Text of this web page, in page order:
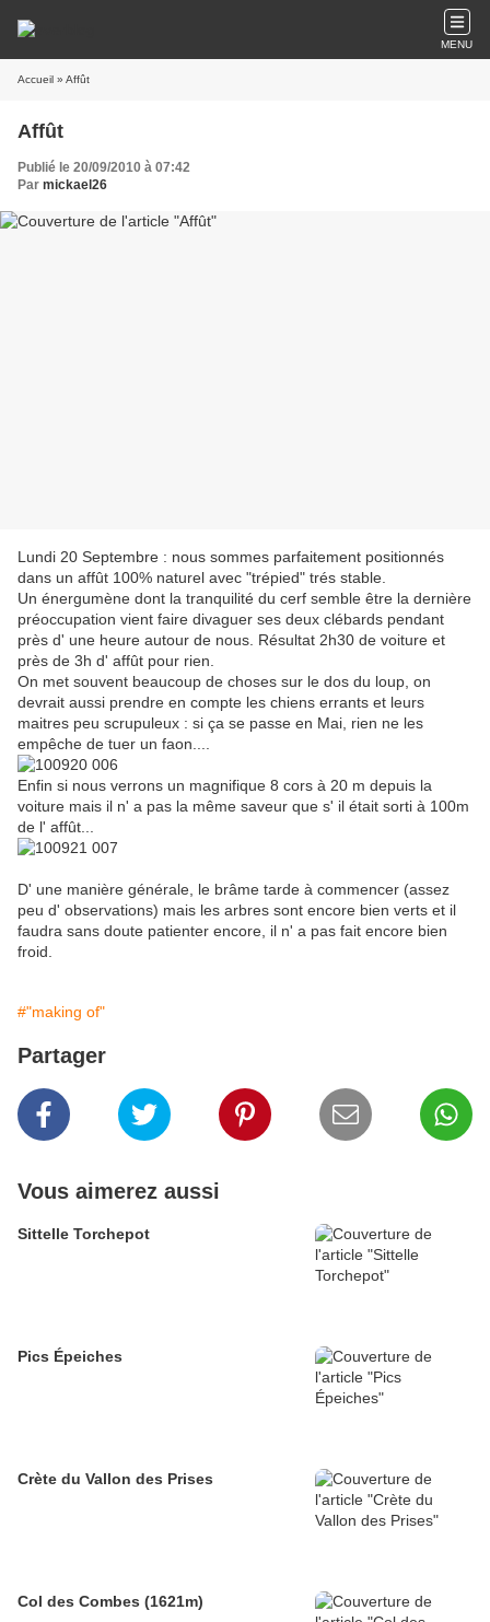
MENU
Accueil » Affût
Affût
Publié le 20/09/2010 à 07:42
Par mickael26
Lundi 20 Septembre : nous sommes parfaitement positionnés
dans un affût 100% naturel avec "trépied" trés stable.
Un énergumène dont la tranquilité du cerf semble être la dernière
préoccupation vient faire divaguer ses deux clébards pendant
près d' une heure autour de nous. Résultat 2h30 de voiture et
près de 3h d' affût pour rien.
On met souvent beaucoup de choses sur le dos du loup, on
devrait aussi prendre en compte les chiens errants et leurs
maitres peu scrupuleux : si ça se passe en Mai, rien ne les
empêche de tuer un faon....
Enfin si nous verrons un magnifique 8 cors à 20 m depuis la
voiture mais il n' a pas la même saveur que s' il était sorti à 100m
de l' affût...
D' une manière générale, le brâme tarde à commencer (assez
peu d' observations) mais les arbres sont encore bien verts et il
faudra sans doute patienter encore, il n' a pas fait encore bien
froid.
#"making of"
Partager
Vous aimerez aussi
Sittelle Torchepot
Pics Épeiches
Crète du Vallon des Prises
Col des Combes (1621m)